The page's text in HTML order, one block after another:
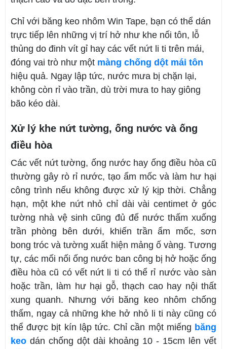
Chỉ với băng keo nhôm Win Tape, bạn có thể dán
trực tiếp lên những vị trí hở như khe nối tôn, lỗ
thủng do đinh vít gỉ hay các vết nứt li ti trên mái,
đóng vai trò như một màng chống dột mái tôn
hiệu quả. Ngay lập tức, nước mưa bị chặn lại,
không còn rỉ vào trần, dù trời mưa to hay giông
bão kéo dài.
Xử lý khe nứt tường, ống nước và ống
điều hòa
Các vết nứt tường, ống nước hay ống điều hòa cũ
thường gây rò rỉ nước, tạo ẩm mốc và làm hư hại
công trình nếu không được xử lý kịp thời. Chẳng
hạn, một khe nứt nhỏ chỉ dài vài centimet ở góc
tường nhà vệ sinh cũng đủ để nước thấm xuống
trần phòng bên dưới, khiến trần ẩm mốc, sơn
bong tróc và tường xuất hiện mảng ố vàng. Tương
tự, các mối nối ống nước ban công bị hở hoặc ống
điều hòa cũ có vết nứt li ti có thể rỉ nước vào sàn
hoặc trần, làm hư hại gỗ, thạch cao hay nội thất
xung quanh. Nhưng với băng keo nhôm chống
thấm, ngay cả những khe hở nhỏ li ti này cũng có
thể được bịt kín lập tức. Chỉ cần một miếng băng
keo dán chống dột dài khoảng 10 - 15cm lên vết